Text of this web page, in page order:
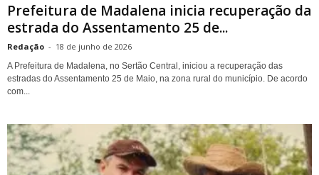
Prefeitura de Madalena inicia recuperação da
estrada do Assentamento 25 de...
Redação - 18 de junho de 2026
A Prefeitura de Madalena, no Sertão Central, iniciou a recuperação das
estradas do Assentamento 25 de Maio, na zona rural do município. De acordo
com...